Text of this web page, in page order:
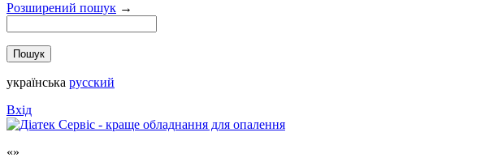
Розширений пошук →
українська русский
Вхід